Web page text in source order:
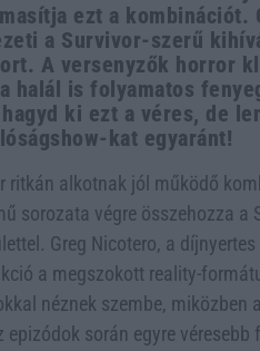
ezt a kombinációt.
a Survivor-szerű
A versenyzők horror
halál is folyamatos
ki ezt a véres, de
kat egyaránt!
ritkán alkotnak jól működő
sorozata végre összehozza
Greg Nicotero, a
a megszokott reality-
néznek szembe,
során egyre véresebb